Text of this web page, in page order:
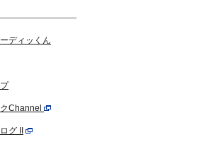
ディッくん
Channel
グ II